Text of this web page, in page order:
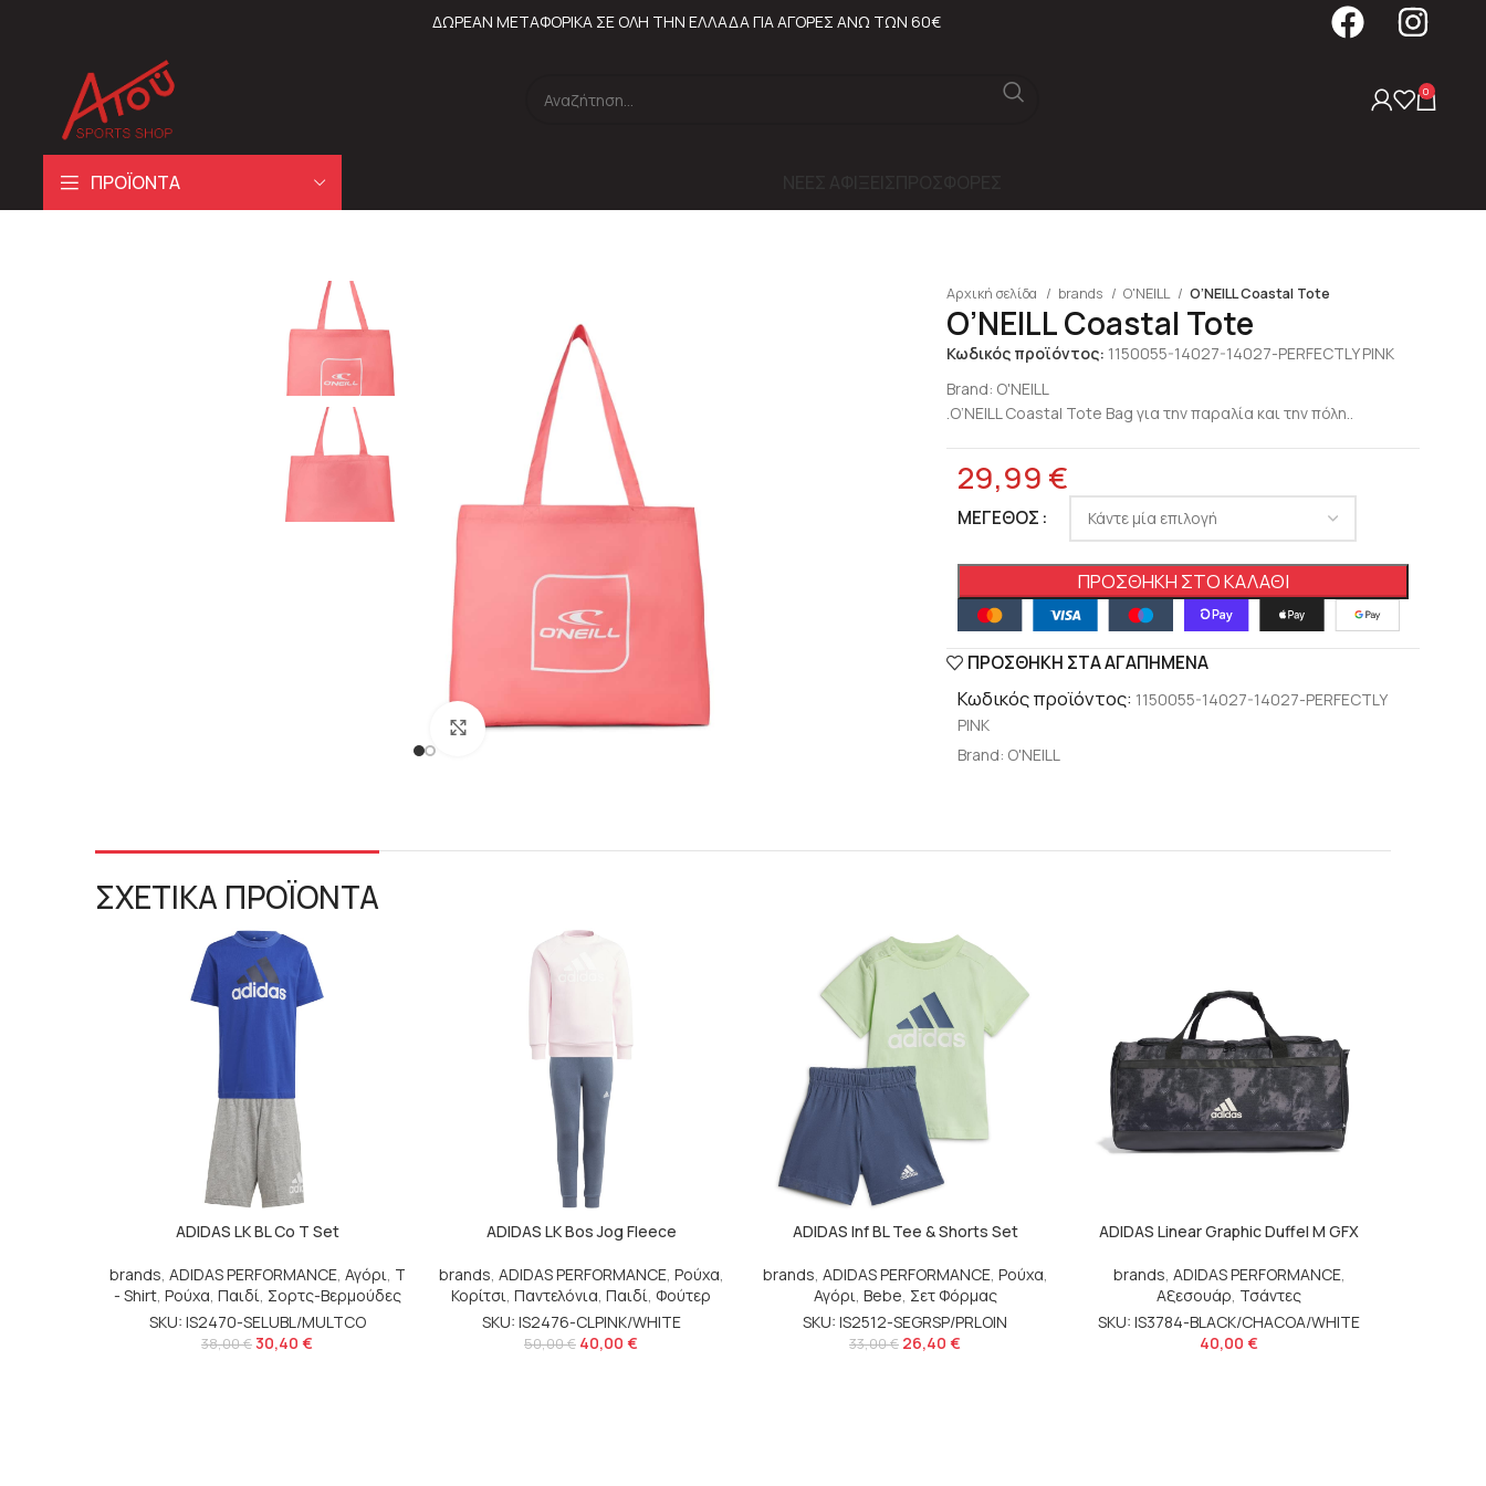
ΔΩΡΕΑΝ ΜΕΤΑΦΟΡΙΚΑ ΣΕ ΟΛΗ ΤΗΝ ΕΛΛΑΔΑ ΓΙΑ ΑΓΟΡΕΣ ΑΝΩ ΤΩΝ 60€
0
ΠΡΟΪΟΝΤΑ
Click to enlarge
Αρχική σελίδα brands O'NEILL O’NEILL Coastal Tote
O’NEILL Coastal Tote
Κωδικός προϊόντος: 1150055-14027-14027-PERFECTLY PINK
Brand: O'NEILL
.O’NEILL Coastal Tote Bag για την παραλία και την πόλη..
29,99 €
ΜΈΓΕΘΟΣ
ΠΡΟΣΘΉΚΗ ΣΤΟ ΚΑΛΆΘΙ
ΠΡΟΣΘΉΚΗ ΣΤΑ ΑΓΑΠΗΜΈΝΑ
Κωδικός προϊόντος: 1150055-14027-14027-PERFECTLY
PINK
Brand: O'NEILL
ΣΧΕΤΙΚΑ ΠΡΟΪΟΝΤΑ
ADIDAS LK BL Co T Set
brands ADIDAS PERFORMANCE, Αγόρι T
- Shirt, Ρούχα Παιδί Σορτς-Βερμούδες
SKU: IS2470-SELUBL/MULTCO
38,00€30,40 €
ADIDAS LK Bos Jog Fleece
brands ADIDAS PERFORMANCE, Ρούχα
Κορίτσι Παντελόνια Παιδί Φούτερ
SKU: IS2476-CLPINK/WHITE
50,00€ 40,00 €
ADIDAS Inf BL Tee & Shorts Set
brands ADIDAS PERFORMANCE, Ρούχα
Αγόρι Bebe Σετ Φόρμας
SKU: IS2512-SEGRSP/PRLOIN
33,00€ 26,40 €
ADIDAS Linear Graphic Duffel M GFX
brands ADIDAS PERFORMANCE,
Αξεσουάρ Τσάντες
SKU: IS3784-BLACK/CHACOA/WHITE
40,00 €